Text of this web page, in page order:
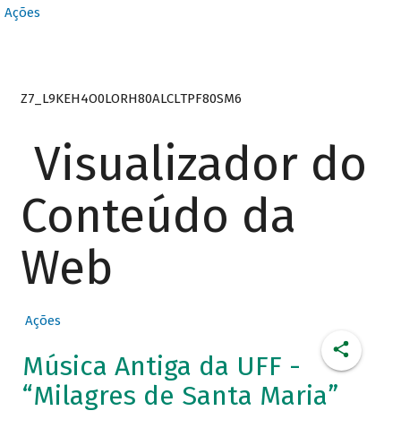
Ações
Z7_L9KEH4O0LORH80ALCLTPF80SM6
Visualizador do
Conteúdo da
Web
Ações
Música Antiga da UFF -
“Milagres de Santa Maria”